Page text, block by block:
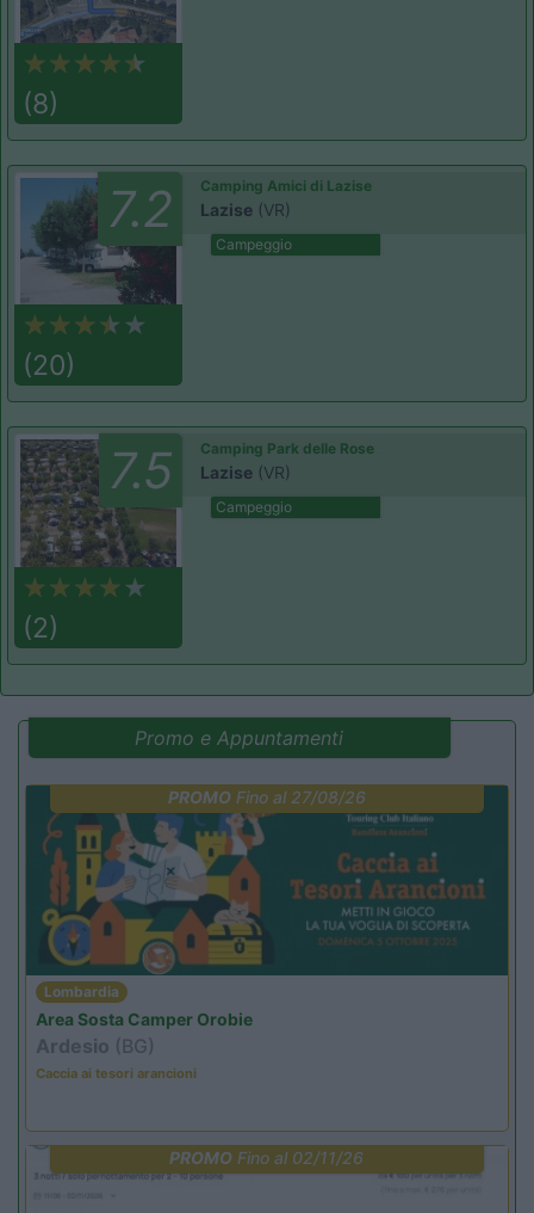
(8)
7.2
(20)
Camping Amici di Lazise
Lazise (VR)
Campeggio
7.5
(2)
Camping Park delle Rose
Lazise (VR)
Campeggio
Promo e Appuntamenti
PROMOFino al 27/08/26
Lombardia
Area Sosta Camper Orobie
Ardesio (BG)
Caccia ai tesori arancioni
PROMO Fino al 02/11/26